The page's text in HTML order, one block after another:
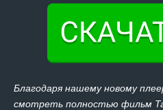
Благодаря нашему новому
смотреть полностью фильм